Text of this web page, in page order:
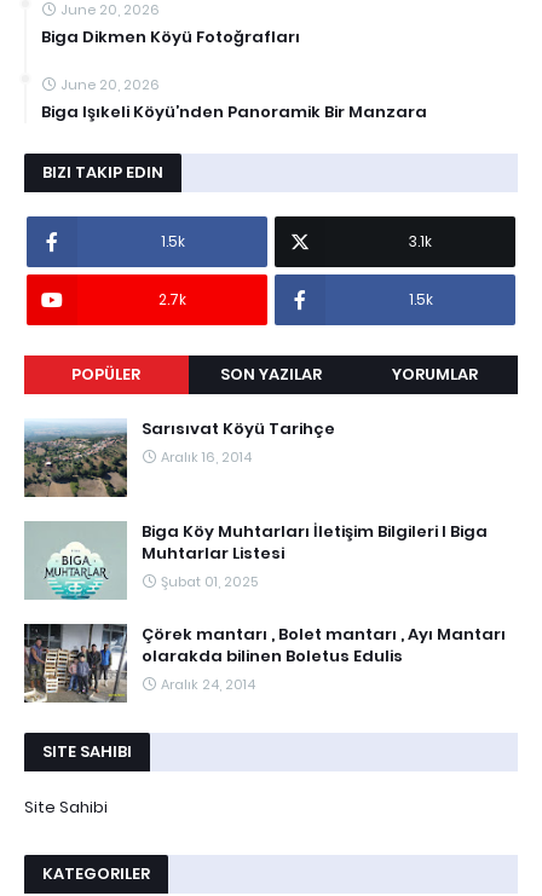
June 20, 2026
Biga Dikmen Köyü Fotoğrafları
June 20, 2026
Biga Işıkeli Köyü’nden Panoramik Bir Manzara
BIZI TAKIP EDIN
1.5k 3.1k
2.7k 1.5k
POPÜLER SON YAZILAR YORUMLAR
Sarısıvat Köyü Tarihçe
Aralık 16, 2014
Biga Köy Muhtarları İletişim Bilgileri I Biga
Muhtarlar Listesi
Şubat 01, 2025
Çörek mantarı , Bolet mantarı , Ayı Mantarı
olarakda bilinen Boletus Edulis
Aralık 24, 2014
SITE SAHIBI
Site Sahibi
KATEGORILER